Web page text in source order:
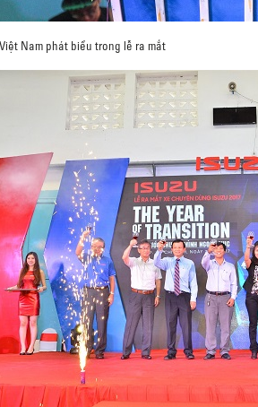
Nam phát biểu trong lễ ra mắt